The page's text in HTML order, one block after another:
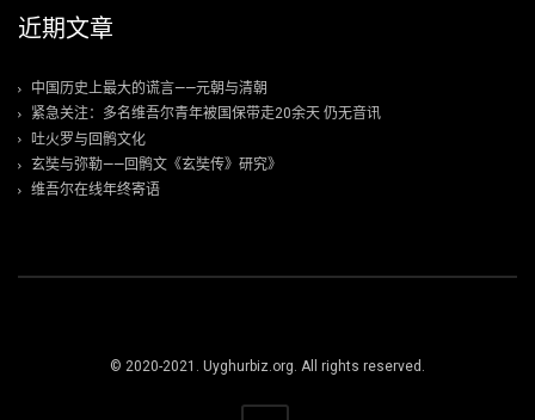
近期文章
中国历史上最大的谎言——元朝与清朝
紧急关注：多名维吾尔青年被国保带走20余天 仍无音讯
吐火罗与回鹘文化
玄奘与弥勒——回鹘文《玄奘传》研究》
维吾尔在线年终寄语
© 2020-2021. Uyghurbiz.org. All rights reserved.